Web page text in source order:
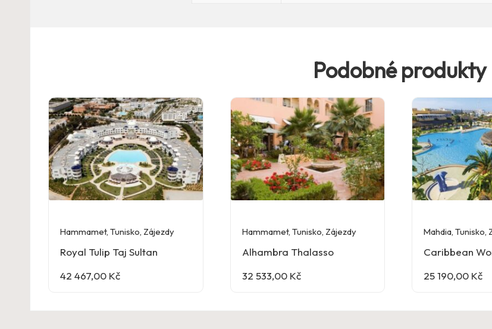
Podobné produkty
Hammamet, Tunisko, Zájezdy
Royal Tulip Taj Sultan
42 467,00 Kč
Hammamet, Tunisko, Zájezdy
Alhambra Thalasso
32 533,00 Kč
Mahdia,Tunisko,
Caribbean
25 190,00 Kč